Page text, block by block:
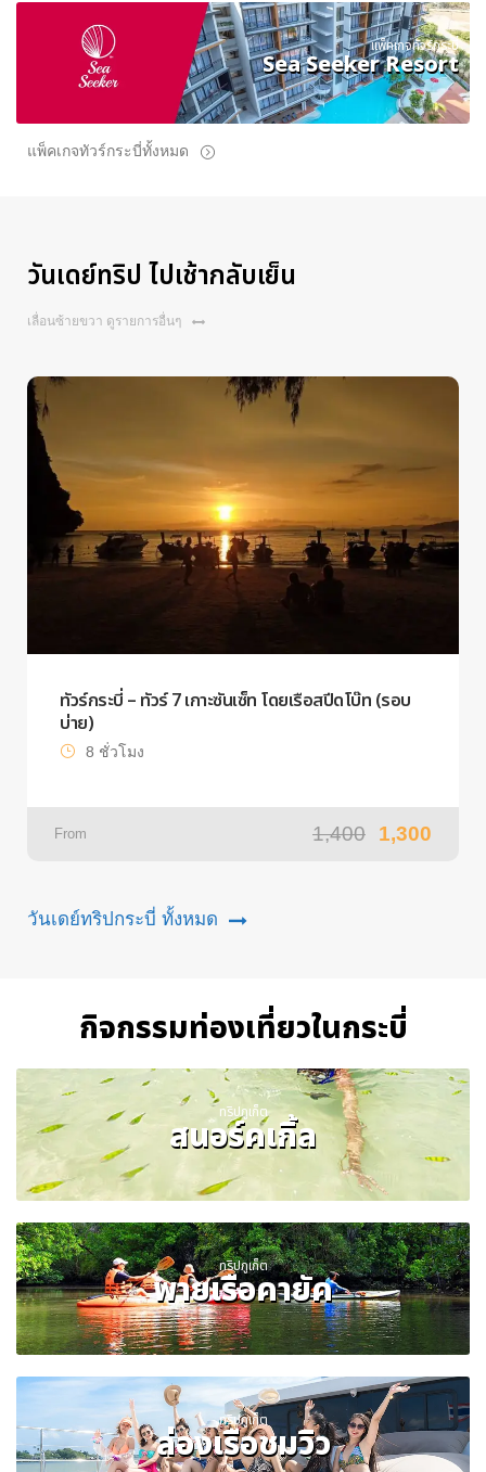
แพ็คเกจทัวร์กระบี่
Sea Seeker Resort
แพ็คเกจทัวร์กระบี่ทั้งหมด
วันเดย์ทริป ไปเช้ากลับเย็น
เลื่อนซ้ายขวา ดูรายการอื่นๆ
ทัวร์กระบี่ – ทัวร์ 7 เกาะซันเซ็ท โดยเรือสปีดโบ๊ท (รอบ
บ่าย)
8 ชั่วโมง
From 1,400 1,300
วันเดย์ทริปกระบี่ ทั้งหมด
กิจกรรมท่องเที่ยวในกระบี่
ทริปภูเก็ต
สนอร์คเกิ้ล
ทริปภูเก็ต
พายเรือคายัค
ทริปภูเก็ต
ล่องเรือชมวิว